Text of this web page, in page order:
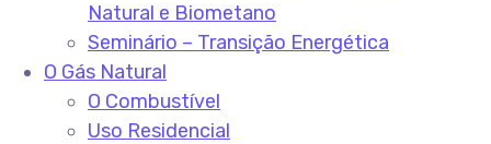
Natural e Biometano
Seminário – Transição Energética
O Gás Natural
O Combustível
Uso Residencial